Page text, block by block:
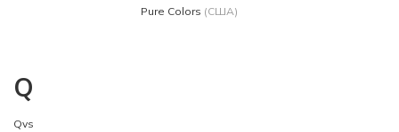
Pure Colors (США)
Q
Qvs